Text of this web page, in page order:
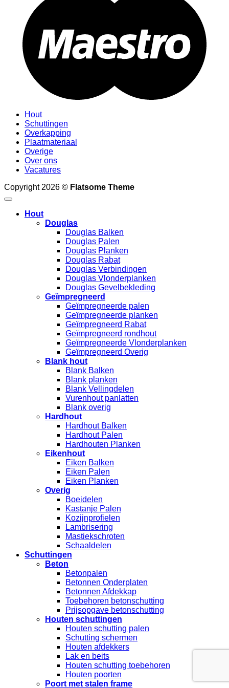
Hout
Schuttingen
Overkapping
Plaatmateriaal
Overige
Over ons
Vacatures
Copyright 2026 © Flatsome Theme
Hout
Douglas
Douglas Balken
Douglas Palen
Douglas Planken
Douglas Rabat
Douglas Verbindingen
Douglas Vlonderplanken
Douglas Gevelbekleding
Geïmpregneerd
Geïmpregneerde palen
Geïmpregneerde planken
Geïmpregneerd Rabat
Geïmpregneerd rondhout
Geïmpregneerde Vlonderplanken
Geïmpregneerd Overig
Blank hout
Blank Balken
Blank planken
Blank Vellingdelen
Vurenhout panlatten
Blank overig
Hardhout
Hardhout Balken
Hardhout Palen
Hardhouten Planken
Eikenhout
Eiken Balken
Eiken Palen
Eiken Planken
Overig
Boeidelen
Kastanje Palen
Kozijnprofielen
Lambrisering
Mastiekschroten
Schaaldelen
Schuttingen
Beton
Betonpalen
Betonnen Onderplaten
Betonnen Afdekkap
Toebehoren betonschutting
Prijsopgave betonschutting
Houten schuttingen
Houten schutting palen
Schutting schermen
Houten afdekkers
Lak en beits
Houten schutting toebehoren
Houten poorten
Poort met stalen frame